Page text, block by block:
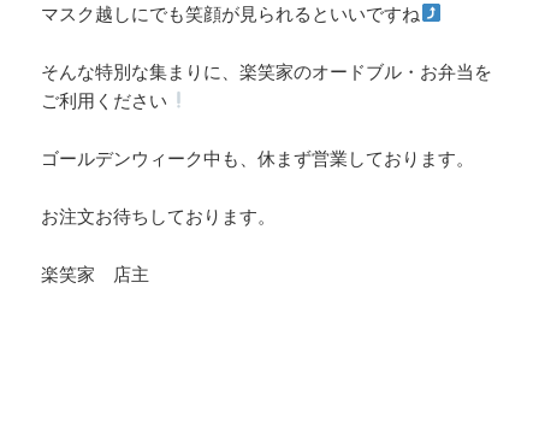
マスク越しにでも笑顔が見られるといいですね
そんな特別な集まりに、楽笑家のオードブル・お弁当を
ご利用ください
ゴールデンウィーク中も、休まず営業しております。
お注文お待ちしております。
楽笑家 店主